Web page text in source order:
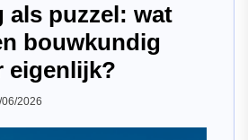
als puzzel: wat
bouwkundig
eigenlijk?
06/2026